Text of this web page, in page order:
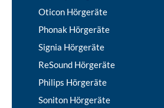
Oticon Hörgeräte
Phonak Hörgeräte
Signia Hörgeräte
ReSound Hörgeräte
Philips Hörgeräte
Soniton Hörgeräte